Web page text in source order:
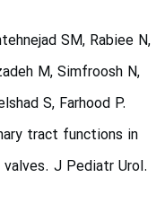
SM, Rabiee N,
M, Simfroosh N,
S, Farhood P.
tract functions in
J Pediatr Urol.